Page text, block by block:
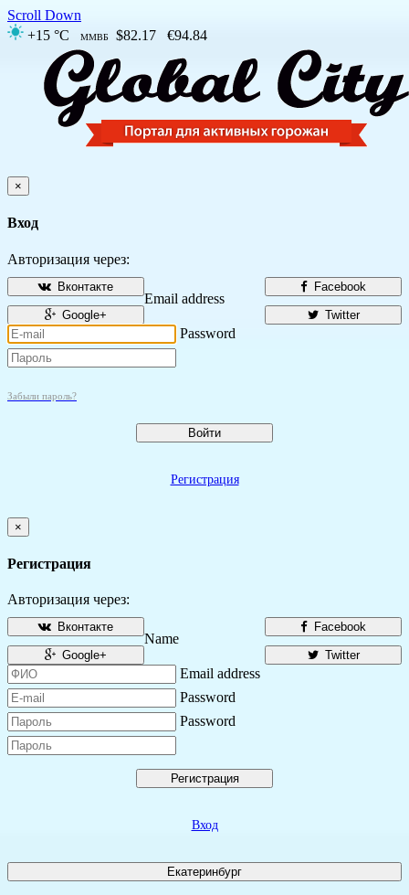
Scroll Down
+15 °C
ММВБ $82.17 €94.84
×
Вход
Авторизация через:
Facebook
Вконтакте
Twitter
Google+
Email address
Password
Забыли пароль?
Войти
Регистрация
×
Регистрация
Авторизация через:
Facebook
Вконтакте
Twitter
Google+
Name
Email address
Password
Password
Регистрация
Вход
Екатеринбург